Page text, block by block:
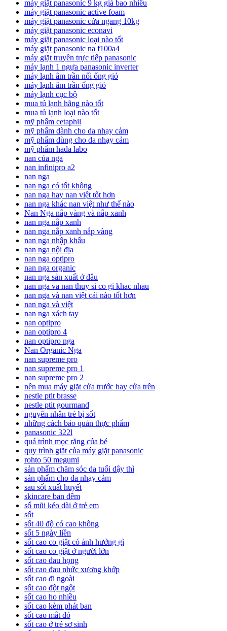
máy giặt panasonic 9 kg giá bao nhiêu
máy giặt panasonic active foam
máy giặt panasonic cửa ngang 10kg
máy giặt panasonic econavi
máy giặt panasonic loại nào tốt
máy giặt panasonic na f100a4
máy giặt truyền trực tiếp panasonic
máy lạnh 1 ngựa panasonic inverter
máy lạnh âm trần nối ống gió
máy lạnh âm trần ống gió
máy lạnh cục bộ
mua tủ lạnh hãng nào tốt
mua tủ lạnh loại nào tốt
mỹ phẩm cetaphil
mỹ phẩm dành cho da nhạy cảm
mỹ phẩm dùng cho da nhạy cảm
mỹ phẩm hada labo
nan của nga
nan infinipro a2
nan nga
nan nga có tốt không
nan nga hay nan việt tốt hơn
nan nga khác nan việt như thế nào
Nan Nga nắp vàng và nắp xanh
nan nga nắp xanh
nan nga nắp xanh nắp vàng
nan nga nhập khẩu
nan nga nội địa
nan nga optipro
nan nga organic
nan nga sản xuất ở đâu
nan nga va nan thuy si co gi khac nhau
nan nga và nan việt cái nào tốt hơn
nan nga và việt
nan nga xách tay
nan optipro
nan optipro 4
nan optipro nga
Nan Organic Nga
nan supreme pro
nan supreme pro 1
nan supreme pro 2
nên mua máy giặt cửa trước hay cửa trên
nestle ptit brasse
nestle ptit gourmand
nguyên nhân trẻ bị sốt
những cách bảo quản thực phẩm
panasonic 322l
quá trình mọc răng của bé
quy trình giặt của máy giặt panasonic
rohto 50 megumi
sản phẩm chăm sóc da tuổi dậy thì
sản phẩm cho da nhạy cảm
sau sốt xuất huyết
skincare ban đêm
sổ mũi kéo dài ở trẻ em
sốt
sốt 40 độ có cao không
sốt 5 ngày liền
sốt cao co giật có ảnh hưởng gì
sốt cao co giật ở người lớn
sốt cao đau họng
sốt cao đau nhức xương khớp
sốt cao đi ngoài
sốt cao đột ngột
sốt cao ho nhiều
sốt cao kèm phát ban
sốt cao mắt đỏ
sốt cao ở trẻ sơ sinh